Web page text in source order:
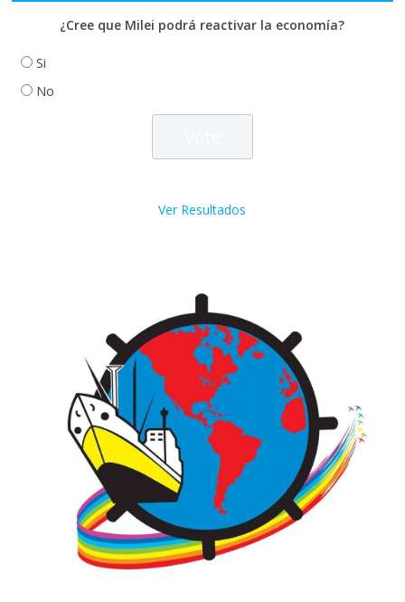
¿Cree que Milei podrá reactivar la economía?
Si
No
Ver Resultados